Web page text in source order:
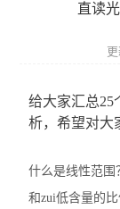
ROHS分
环保检测
直读
给大家汇总25
析，希望对大
什么是线性范围
和zui低含量的比